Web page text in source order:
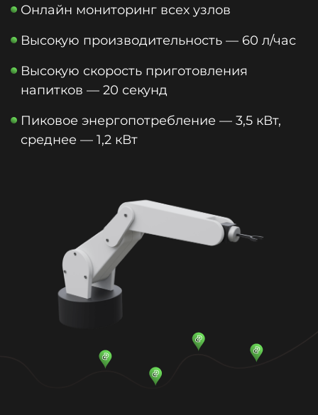
Онлайн мониторинг всех узлов
Высокую производительность — 60 л/час
Высокую скорость приготовления
напитков — 20 секунд
Пиковое энергопотребление — 3,5 кВт,
среднее — 1,2 кВт